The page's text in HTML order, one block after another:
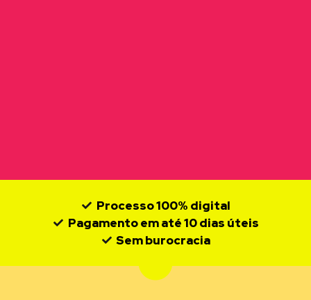
Processo 100% digital
Pagamento em até 10 dias úteis
Sem burocracia